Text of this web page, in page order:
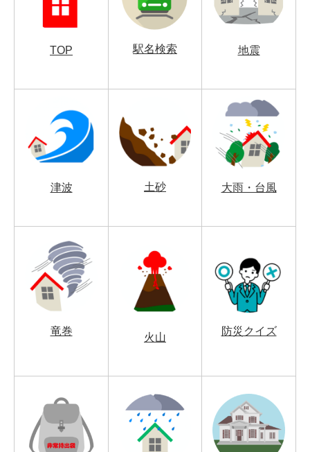
TOP 駅名検索 地震
津波 土砂 大雨・台風
竜巻
火山
防災クイズ